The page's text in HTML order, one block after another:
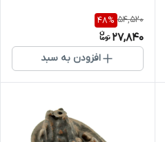
54,520
48%
27,840
افزودن به سبد